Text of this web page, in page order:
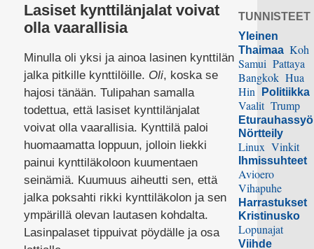
Lasiset kynttilänjalat voivat
olla vaarallisia
Minulla oli yksi ja ainoa lasinen kynttilän
jalka pitkille kynttilöille. Oli, koska se
hajosi tänään. Tulipahan samalla
todettua, että lasiset kynttilänjalat
voivat olla vaarallisia. Kynttilä paloi
huomaamatta loppuun, jolloin liekki
painui kynttiläkoloon kuumentaen
seinämiä. Kuumuus aiheutti sen, että
jalka poksahti rikki kynttiläkolon ja sen
ympärillä olevan lautasen kohdalta.
Lasinpalaset tippuivat pöydälle ja osa
TUNNISTEET
Yleinen
Thaimaa Koh
Samui Pattaya
Bangkok Hua
Hin
Politiikka
Vaalit Trump
Nörtteily
Linux Vinkit
Ihmissuhteet
Avioero
Vihapuhe
Harrastukset
Kristinusko
Lopunajat
Viihde